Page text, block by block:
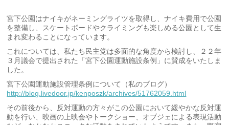
宮下公園はナイキがネーミングライツを取得し、ナイキ費用で公園
を整備し、スケートボードやクライミングも楽しめる公園として生
まれ変わることになっています。
これについては、私たち民主党は多面的な角度から検討し、２２年
３月議会で提出された「宮下公園運動施設条例」に賛成をいたしま
した。
宮下公園運動施設管理条例について（私のブログ）
http://blog.livedoor.jp/kenposzk/archives/51762059.html
その前後から、反対運動の方々がこの公園において緩やかな反対運
動を行い、映画の上映会やトークショー、オブジェによる表現活動